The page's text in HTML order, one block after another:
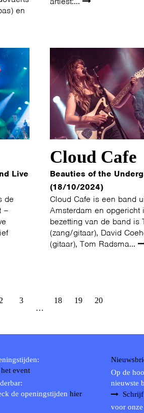
en
Live
de
–
Cloud Cafe
Beauties of the
(18/10/2024)
Cloud Cafe is een band
Amsterdam en opgericht
bezetting van de band is
(zang/gitaar), David
(gitaar), Tom Radsma...
2
3
…
18 19 20
event
de openingstijden hier
Op de
nieuwste
voor